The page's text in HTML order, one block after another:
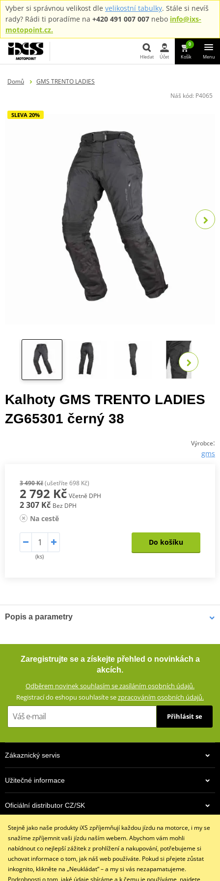
Vyber si správnou velikost dle velikostní tabulky. Stále si nevíš
rady? Rádi ti poradíme na +420 491 007 007 nebo info@ixs-
motopoint.cz.
Hledat Účet
0
Košík Menu
Domů
GMS TRENTO LADIES
Náš kód: P4065
SLEVA 20%
Kalhoty GMS TRENTO LADIES
ZG65301 černý 38
Výrobce:
gms
3 490 Kč(ušetříte 698 Kč)
2 792 Kč Včetně DPH
2 307 Kč Bez DPH
Na cestě
(ks)
Do košíku
Popis a parametry
Špičkové dámské touringové kalhoty s mnoha strečovými panely a
komfortní ventilací. Díky membráně dobře chrání před deštěm a
v jakémkoli počasí.
GERMADURA® 600D (100% polyester)
Síťová podšívka (100% polyester)
Větrací systém AirVent
krátký a dlouhý zip na spojení s bundou
Strečové panely nad koleny, v pase a na sedací části
Protiskluzový panel
Místa ohrožená při pádu jdou zesílena polyesterme 1280D
Vyjímatelné chrániče kolen a kyčlí certifikované podle normy CE
Zaregistrujte se a získejte přehled o novinkách a
akcích.
Odběrem novinek souhlasím se zasíláním osobních údajů.
Registrací do eshopu souhlasíte sezpracováním osobních údajů.
Přihlásit se
Zákaznický servis
Užitečné informace
Oficiální distributor CZ/SK
Kontaktujte nás
info@ixs-motopoint.cz
Po - Pá (8:00 - 16:30)
Stejně jako naše produkty iXS zpříjemňují každou jízdu na motorce, i my se
snažíme zpříjemnit vaši jízdu naším webem. Abychom vám mohli
nabídnout co nejlepší zážitek z prohlížení a nakupování, potřebujeme si
uchovat informace o tom, jak náš web používáte. Pokud si přejete zůstat
inkognito, klikněte na „Neukládat“ – a my si vás nezapamatujeme.
Podrobnosti o tom, jaké údaje sbíráme a k čemu je používáme, najdete